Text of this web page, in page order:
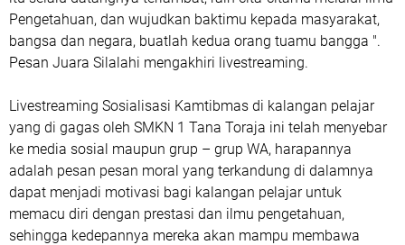
Pengetahuan, dan wujudkan baktimu kepada masyarakat,
bangsa dan negara, buatlah kedua orang tuamu bangga ".
Pesan Juara Silalahi mengakhiri livestreaming.
Livestreaming Sosialisasi Kamtibmas di kalangan pelajar
yang di gagas oleh SMKN 1 Tana Toraja ini telah menyebar
ke media sosial maupun grup – grup WA, harapannya
adalah pesan pesan moral yang terkandung di dalamnya
dapat menjadi motivasi bagi kalangan pelajar untuk
memacu diri dengan prestasi dan ilmu pengetahuan,
sehingga kedepannya mereka akan mampu membawa